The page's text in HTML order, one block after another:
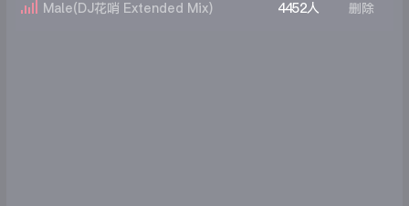
Male(DJ花哨 Extended Mix) 4452人 删除